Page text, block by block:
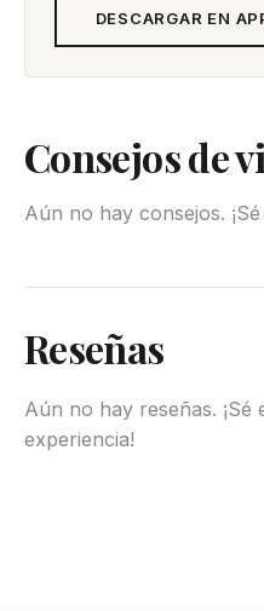
DESCARGAR EN
Consejos de
Aún no hay consejos.
Reseñas
Aún no hay reseñas.
experiencia!